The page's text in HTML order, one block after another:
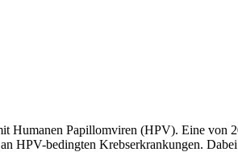
Humanen Papillomviren (HPV). Eine
HPV-bedingten Krebserkrankungen.